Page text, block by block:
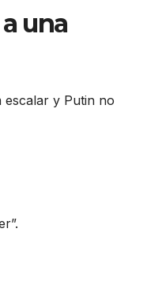
una
escalar y Putin no